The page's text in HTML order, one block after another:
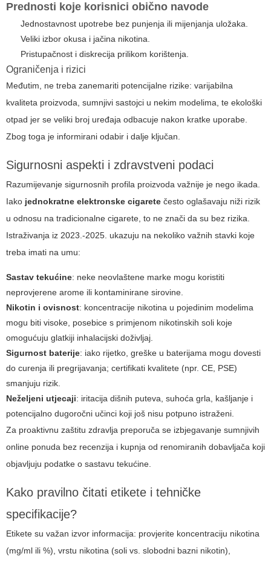
Prednosti koje korisnici obično navode
Jednostavnost upotrebe bez punjenja ili mijenjanja uložaka.
Veliki izbor okusa i jačina nikotina.
Pristupačnost i diskrecija prilikom korištenja.
Ograničenja i rizici
Međutim, ne treba zanemariti potencijalne rizike: varijabilna
kvaliteta proizvoda, sumnjivi sastojci u nekim modelima, te ekološki
otpad jer se veliki broj uređaja odbacuje nakon kratke uporabe.
Zbog toga je informirani odabir i dalje ključan.
Sigurnosni aspekti i zdravstveni podaci
Razumijevanje sigurnosnih profila proizvoda važnije je nego ikada.
Iako jednokratne elektronske cigarete često oglašavaju niži rizik
u odnosu na tradicionalne cigarete, to ne znači da su bez rizika.
Istraživanja iz 2023.-2025. ukazuju na nekoliko važnih stavki koje
treba imati na umu:
Sastav tekućine: neke neovlaštene marke mogu koristiti
neprovjerene arome ili kontaminirane sirovine.
Nikotin i ovisnost: koncentracije nikotina u pojedinim modelima
mogu biti visoke, posebice s primjenom nikotinskih soli koje
omogućuju glatkiji inhalacijski doživljaj.
Sigurnost baterije: iako rijetko, greške u baterijama mogu dovesti
do curenja ili pregrijavanja; certifikati kvalitete (npr. CE, PSE)
smanjuju rizik.
Neželjeni utjecaji: iritacija dišnih puteva, suhoća grla, kašljanje i
potencijalno dugoročni učinci koji još nisu potpuno istraženi.
Za proaktivnu zaštitu zdravlja preporuča se izbjegavanje sumnjivih
online ponuda bez recenzija i kupnja od renomiranih dobavljača koji
objavljuju podatke o sastavu tekućine.
Kako pravilno čitati etikete i tehničke
specifikacije?
Etikete su važan izvor informacija: provjerite koncentraciju nikotina
(mg/ml ili %), vrstu nikotina (soli vs. slobodni bazni nikotin),